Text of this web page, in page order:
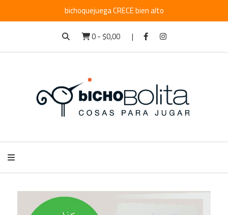
bichoquejuega CRECE bien alto
0-$0,00